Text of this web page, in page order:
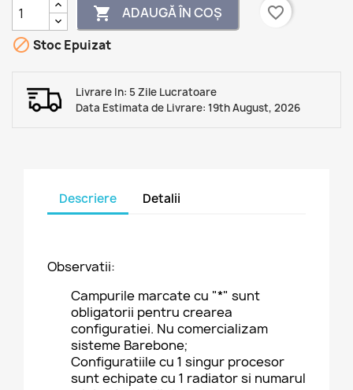
 ADAUGĂ ÎN COȘ
favorite_border
 Stoc Epuizat
Livrare In: 5 Zile Lucratoare
Data Estimata de Livrare: 19th August, 2026
Descriere Detalii
Observatii:
Campurile marcate cu "*" sunt
obligatorii pentru crearea
configuratiei. Nu comercializam
sisteme Barebone;
Configuratiile cu 1 singur procesor
sunt echipate cu 1 radiator si numarul